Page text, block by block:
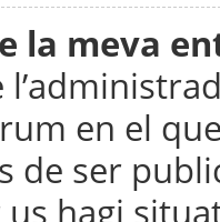
la meva
en el
de ser
hagi